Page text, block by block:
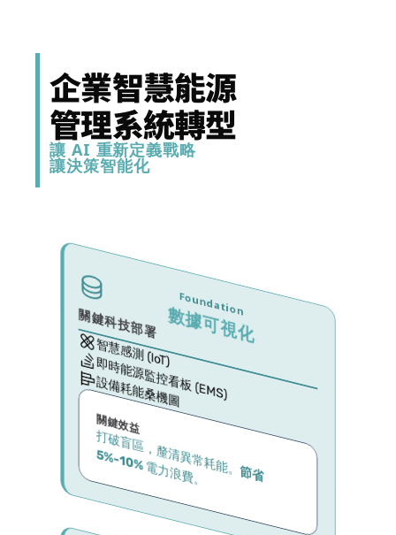
企業智慧能源
管理系統轉型
讓 AI 重新定義戰略
讓決策智能化
Foundation
數據可視化
關鍵科技部署
智慧感測 (IoT)
即時能源監控看板 (EMS)
設備耗能桑機圖
關鍵效益
打破盲區，釐清異常耗能。節
省
5
%
-10
%
電力浪費。